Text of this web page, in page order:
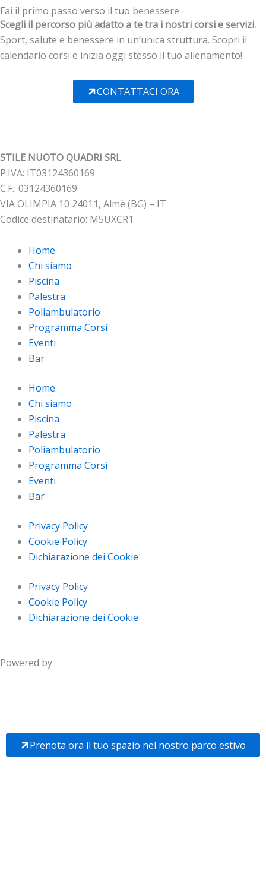
Fai il primo passo verso il tuo benessere
Scegli il percorso più adatto a te tra i nostri corsi e servizi.
Sport, salute e benessere in un’unica struttura. Scopri il
calendario corsi e inizia oggi stesso il tuo allenamento!
CONTATTACI ORA
STILE NUOTO QUADRI SRL
P.IVA: IT03124360169
C.F.: 03124360169
VIA OLIMPIA 10 24011, Almè (BG) – IT
Codice destinatario: M5UXCR1
Home
Chi siamo
Piscina
Palestra
Poliambulatorio
Programma Corsi
Eventi
Bar
Home
Chi siamo
Piscina
Palestra
Poliambulatorio
Programma Corsi
Eventi
Bar
Privacy Policy
Cookie Policy
Dichiarazione dei Cookie
Privacy Policy
Cookie Policy
Dichiarazione dei Cookie
Powered by
Prenota ora il tuo spazio nel nostro parco estivo